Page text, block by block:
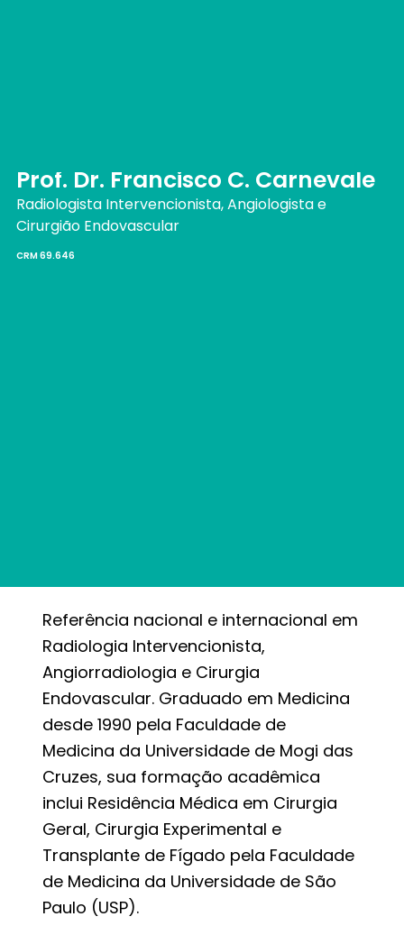
Prof. Dr. Francisco C. Carnevale
Radiologista Intervencionista, Angiologista e
Cirurgião Endovascular
CRM 69.646
Referência nacional e internacional em
Radiologia Intervencionista,
Angiorradiologia e Cirurgia
Endovascular. Graduado em Medicina
desde 1990 pela Faculdade de
Medicina da Universidade de Mogi das
Cruzes, sua formação acadêmica
inclui Residência Médica em Cirurgia
Geral, Cirurgia Experimental e
Transplante de Fígado pela Faculdade
de Medicina da Universidade de São
Paulo (USP).